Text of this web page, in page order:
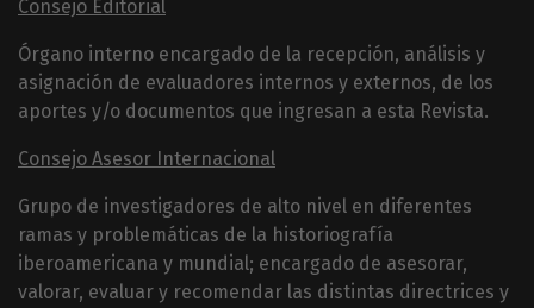
Consejo Editorial
Órgano interno encargado de la recepción, análisis y
asignación de evaluadores internos y externos, de los
aportes y/o documentos que ingresan a esta Revista.
Consejo Asesor Internacional
Grupo de investigadores de alto nivel en diferentes
ramas y problemáticas de la historiografía
iberoamericana y mundial; encargado de asesorar,
valorar, evaluar y recomendar las distintas directrices y